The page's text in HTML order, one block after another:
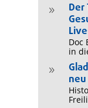
9
Doc
in
9